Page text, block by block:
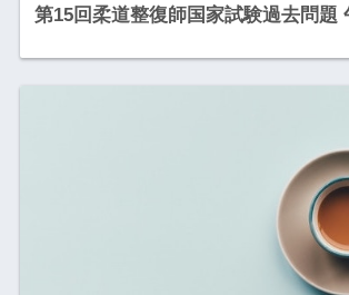
第15回柔道整復師国家試験過去問題